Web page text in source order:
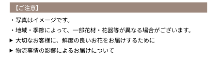
【ご注意】
写真はイメージです。
地域・季節によって、一部花材・花器等が異なる場合がございます。
大切なお客様に、鮮度の良いお花をお届けするために
物流事情の影響によるお届けについて